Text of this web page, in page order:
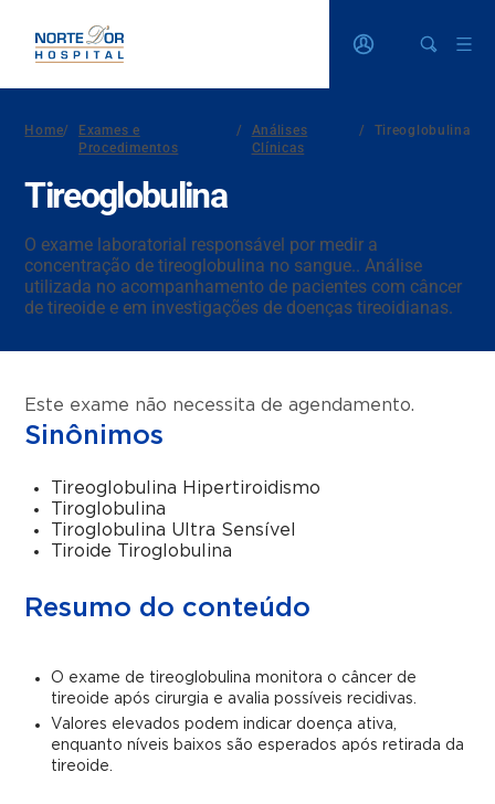
Home/
Exames e
Procedimentos
/
Análises
Clínicas
/ Tireoglobulina
Tireoglobulina
O exame laboratorial responsável por medir a
concentração de tireoglobulina no sangue.. Análise
utilizada no acompanhamento de pacientes com câncer
de tireoide e em investigações de doenças tireoidianas.
Este exame não necessita de agendamento.
Sinônimos
Tireoglobulina Hipertiroidismo
Tiroglobulina
Tiroglobulina Ultra Sensível
Tiroide Tiroglobulina
Resumo do conteúdo
O exame de tireoglobulina monitora o câncer de
tireoide após cirurgia e avalia possíveis recidivas.
Valores elevados podem indicar doença ativa,
enquanto níveis baixos são esperados após retirada da
tireoide.